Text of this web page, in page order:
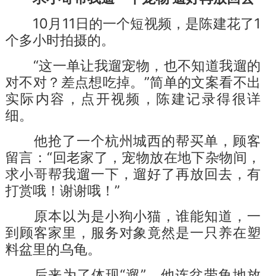
10月11日的一个短视频，是陈建花了1
个多小时拍摄的。
“这一单让我遛宠物，也不知道我遛的
对不对？差点想吃掉。”简单的文案看不出
实际内容，点开视频，陈建记录得很详
细。
他抢了一个杭州城西的帮买单，顾客
留言：“回老家了，宠物放在地下杂物间，
求小哥帮我遛一下，遛好了再放回去，有
打赏哦！谢谢哦！”
原本以为是小狗小猫，谁能知道，一
到顾客家里，服务对象竟然是一只养在塑
料盆里的乌龟。